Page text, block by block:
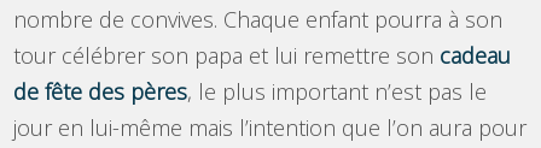
nombre de convives. Chaque enfant pourra à son
tour célébrer son papa et lui remettre son cadeau
de fête des pères, le plus important n’est pas le
jour en lui-même mais l’intention que l’on aura pour